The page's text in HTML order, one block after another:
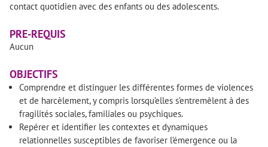
contact quotidien avec des enfants ou des adolescents.
PRE-REQUIS
Aucun
OBJECTIFS
Comprendre et distinguer les différentes formes de violences
et de harcèlement, y compris lorsqu’elles s’entremêlent à des
fragilités sociales, familiales ou psychiques.
Repérer et identifier les contextes et dynamiques
relationnelles susceptibles de favoriser l’émergence ou la